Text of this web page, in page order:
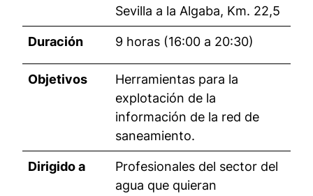
Sevilla a la Algaba, Km. 22,5
Duración 9 horas (16:00 a 20:30)
Objetivos
Herramientas para la
explotación de la
información de la red de
saneamiento.
Dirigido a
Profesionales del sector del
agua que quieran